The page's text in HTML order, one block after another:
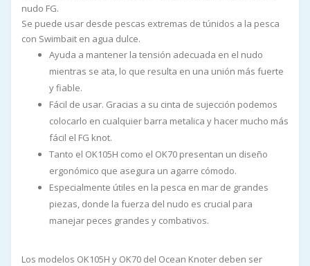
nudo FG.
Se puede usar desde pescas extremas de túnidos a la pesca
con Swimbait en agua dulce.
Ayuda a mantener la tensión adecuada en el nudo
mientras se ata, lo que resulta en una unión más fuerte
y fiable.
Fácil de usar. Gracias a su cinta de sujección podemos
colocarlo en cualquier barra metalica y hacer mucho más
fácil el FG knot.
Tanto el OK105H como el OK70 presentan un diseño
ergonómico que asegura un agarre cómodo.
Especialmente útiles en la pesca en mar de grandes
piezas, donde la fuerza del nudo es crucial para
manejar peces grandes y combativos.
Los modelos OK105H y OK70 del Ocean Knoter deben ser